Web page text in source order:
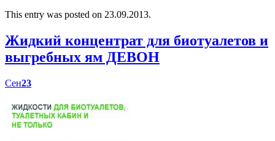
This entry was posted on 23.09.2013.
Жидкий концентрат для биотуалетов и
выгребных ям ДЕВОН
Сен23